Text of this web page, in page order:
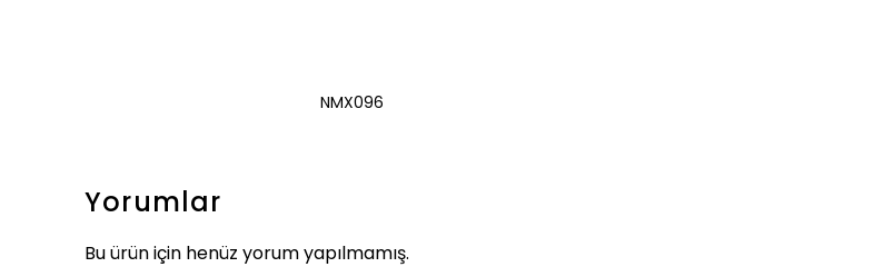
NMX096
Yorumlar
Bu ürün için henüz yorum yapılmamış.